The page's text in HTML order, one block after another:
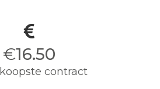
€16.50
contract